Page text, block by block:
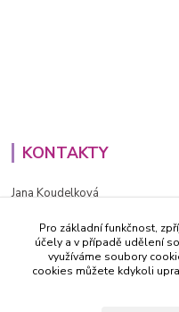
KONTAKTY
Jana Koudelková
PO - PÁ (8-16h)
info@decida.cz
Pro základní funkčnost,
účely a v případě udělení
využíváme soubory
cookies můžete kdykoli